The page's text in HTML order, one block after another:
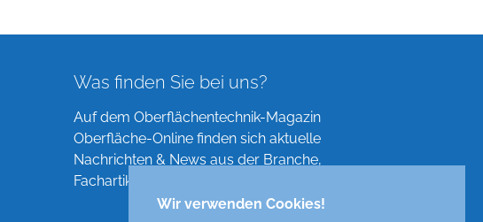
Wir verwenden Cookies!
Was finden Sie bei uns?
Auf dem Oberflächentechnik-Magazin
Oberfläche-Online finden sich aktuelle
Nachrichten & News aus der Branche,
Fachartikel, Verzeichnisse und mehr!